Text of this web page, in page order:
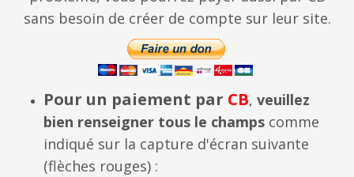
sans besoin de créer de compte sur leur site.
Pour un paiement par CB, veuillez
bien renseigner tous le champs comme
indiqué sur la capture d'écran suivante
(flèches rouges) :